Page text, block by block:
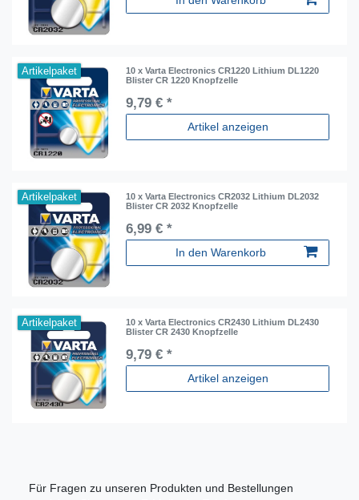
Artikelpaket
10 x Varta Electronics CR1220 Lithium DL1220
Blister CR 1220 Knopfzelle
9,79 € *
Artikel anzeigen
Artikelpaket
10 x Varta Electronics CR2032 Lithium DL2032
Blister CR 2032 Knopfzelle
6,99 € *
In den Warenkorb
Artikelpaket
10 x Varta Electronics CR2430 Lithium DL2430
Blister CR 2430 Knopfzelle
9,79 € *
Artikel anzeigen
Für Fragen zu unseren Produkten und Bestellungen